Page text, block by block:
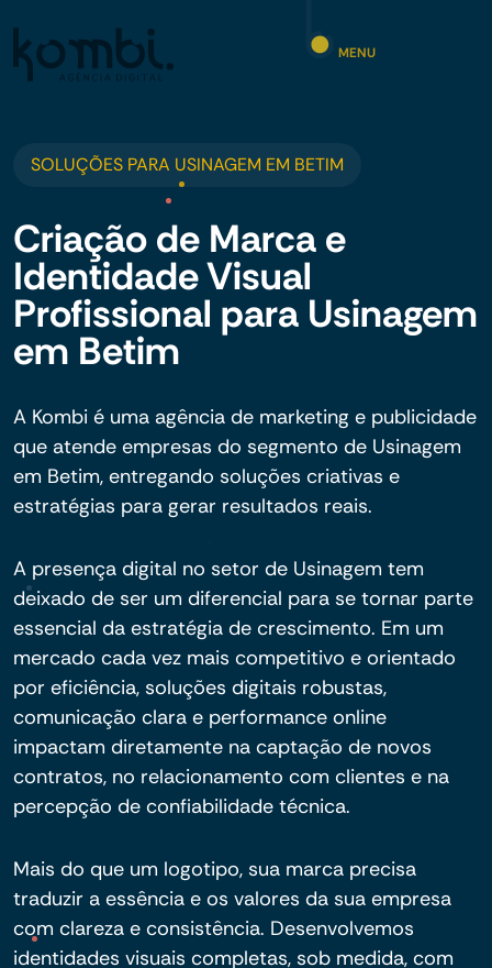
MENU
SOLUÇÕES PARA USINAGEM EM BETIM
Criação de Marca e
Identidade Visual
Profissional para Usinagem
em Betim
A Kombi é uma agência de marketing e publicidade
que atende empresas do segmento de Usinagem
em Betim, entregando soluções criativas e
estratégias para gerar resultados reais.
A presença digital no setor de Usinagem tem
deixado de ser um diferencial para se tornar parte
essencial da estratégia de crescimento. Em um
mercado cada vez mais competitivo e orientado
por eficiência, soluções digitais robustas,
comunicação clara e performance online
impactam diretamente na captação de novos
contratos, no relacionamento com clientes e na
percepção de confiabilidade técnica.
Mais do que um logotipo, sua marca precisa
traduzir a essência e os valores da sua empresa
com clareza e consistência. Desenvolvemos
identidades visuais completas, sob medida, com